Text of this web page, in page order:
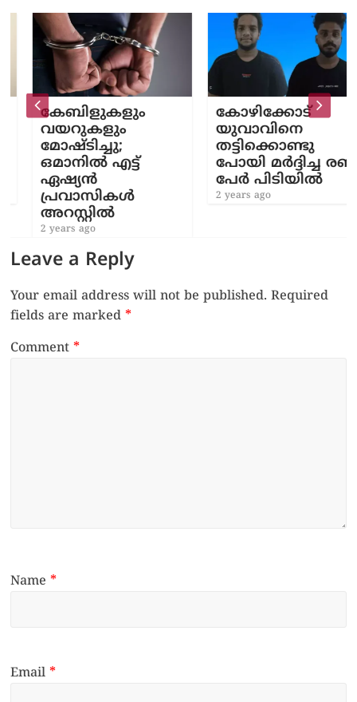
കേബിളുകളും
വയറുകളും
മോഷ്ടിച്ചു;
ഒമാനിൽ എട്ട്
ഏഷ്യൻ
പ്രവാസികൾ
അറസ്റ്റിൽ
2 years ago
കോഴിക്കോട്
യുവാവിനെ
തട്ടിക്കൊണ്ടു
പോയി മർദ്ദിച്ച രണ്ട്
പേർ പിടിയിൽ
2 years ago
Leave a Reply
Your email address will not be published. Required
fields are marked*
Comment*
Name*
Email*